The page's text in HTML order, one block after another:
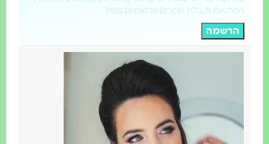
הפרטיות וקבלת מסרים פרסומיים במייל
הרשמה